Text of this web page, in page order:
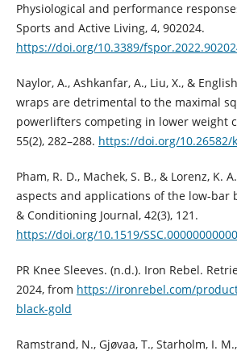
Physiological and performance
Sports and Active Living, 4, 902024.
https://doi.org/10.3389/
Naylor, A., Ashkanfar, A., Liu, X., &
wraps are detrimental to the maximal
powerlifters competing in lower weight
55(2), 282–288. https://doi.org/10.26582/
Pham, R. D., Machek, S. B., & Lorenz, K.
aspects and applications of the low-bar
& Conditioning Journal, 42(3), 121.
https://doi.org/10.1519/
PR Knee Sleeves. (n.d.). Iron Rebel.
2024, from https://ironrebel.com/
black-gold
Ramstrand, N., Gjøvaa, T., Starholm, I.